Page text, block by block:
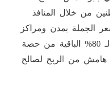
من خلال المنافذ
الجملة بمدن ومراكز
المحافظة على أن يتم بيع الـ 80% الباقية من حصة
هامش من الربح لصالح